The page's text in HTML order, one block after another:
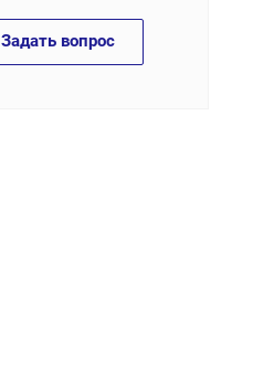
Задать вопрос